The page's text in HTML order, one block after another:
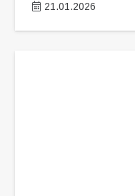
21.01.2026